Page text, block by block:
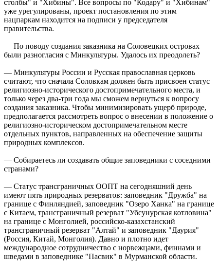
столбы" и "Хибины". Все вопросы по "Кодару" и "Хибинам"
уже урегулированы, проект постановления по этим
нацпаркам находится на подписи у председателя
правительства.
— По поводу создания заказника на Соловецких островах
были разногласия с Минкультуры. Удалось их преодолеть?
— Минкультуры России и Русская православная церковь
считают, что сначала Соловкам должен быть присвоен статус
религиозно-исторического достопримечательного места, и
только через два-три года мы сможем вернуться к вопросу
создания заказника. Чтобы минимизировать ущерб природе,
предполагается рассмотреть вопрос о внесении в положение о
религиозно-историческом достопримечательном месте
отдельных пунктов, направленных на обеспечение защиты
природных комплексов.
— Собираетесь ли создавать общие заповедники с соседними
странами?
— Статус трансграничных ООПТ на сегодняшний день
имеют пять природных резерватов: заповедник "Дружба" на
границе с Финляндией, заповедник "Озеро Ханка" на границе
с Китаем, трансграничный резерват "Убсунурская котловина"
на границе с Монголией, российско-казахстанский
трансграничный резерват "Алтай" и заповедник "Даурия"
(Россия, Китай, Монголия). Давно и плотно идет
международное сотрудничество с норвежцами, финнами и
шведами в заповеднике "Пасвик" в Мурманской области.